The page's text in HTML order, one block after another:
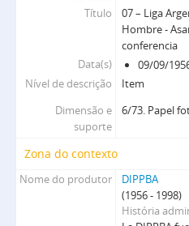
DS - Mesa Ds
R - Mesa Referencia
E - Mesa extranjeros
T - Mesa
G - Mesa G
D - Mesa Doctrina
C - Mesa Cicia
SAyF - Secretaría
DIPPBA-DMCS -
Título
07 – Liga
Hombre -
conferencia
Data(s)
09/09/
Nível de descrição
Item
Dimensão e
suporte
6/73. Papel
Zona do contexto
Nome do produtor
DIPPBA
(1956 - 1998)
História